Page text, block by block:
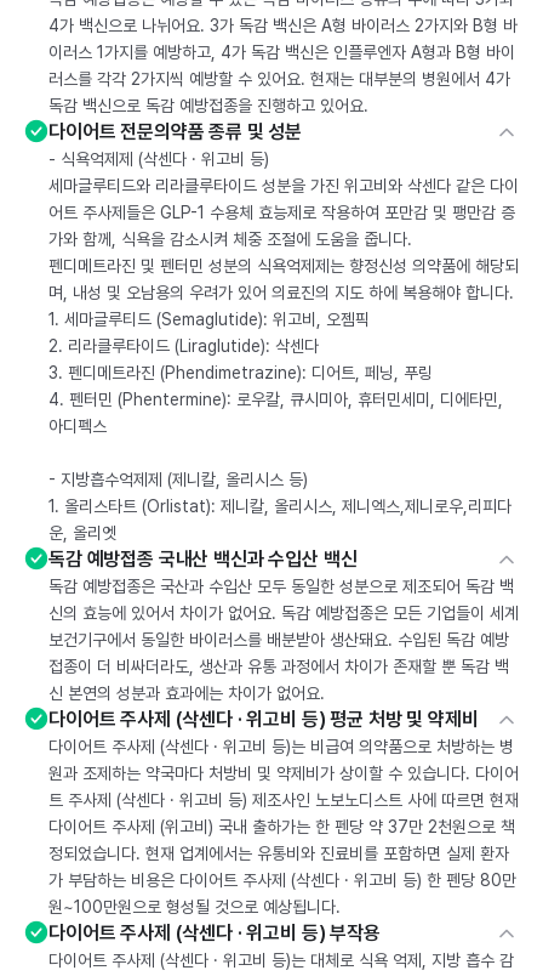
4가 백신으로 나뉘어요. 3가 독감 백신은 A형 바이러스 2가지와 B형 바
이러스 1가지를 예방하고, 4가 독감 백신은 인플루엔자 A형과 B형 바이
러스를 각각 2가지씩 예방할 수 있어요. 현재는 대부분의 병원에서 4가
독감 백신으로 독감 예방접종을 진행하고 있어요.
다이어트 전문의약품 종류 및 성분
- 식욕억제제 (삭센다 · 위고비 등)
세마글루티드와 리라클루타이드 성분을 가진 위고비와 삭센다 같은 다이
어트 주사제들은 GLP-1 수용체 효능제로 작용하여 포만감 및 팽만감 증
가와 함께, 식욕을 감소시켜 체중 조절에 도움을 줍니다.
펜디메트라진 및 펜터민 성분의 식욕억제제는 향정신성 의약품에 해당되
며, 내성 및 오남용의 우려가 있어 의료진의 지도 하에 복용해야 합니다.
1. 세마글루티드 (Semaglutide): 위고비, 오젬픽
2. 리라클루타이드 (Liraglutide): 삭센다
3. 펜디메트라진 (Phendimetrazine): 디어트, 페닝, 푸링
4. 펜터민 (Phentermine): 로우칼, 큐시미아, 휴터민세미, 디에타민,
아디펙스
- 지방흡수억제제 (제니칼, 올리시스 등)
1. 올리스타트 (Orlistat): 제니칼, 올리시스, 제니엑스,제니로우,리피다
운, 올리엣
독감 예방접종 국내산 백신과 수입산 백신
독감 예방접종은 국산과 수입산 모두 동일한 성분으로 제조되어 독감 백
신의 효능에 있어서 차이가 없어요. 독감 예방접종은 모든 기업들이 세계
보건기구에서 동일한 바이러스를 배분받아 생산돼요. 수입된 독감 예방
접종이 더 비싸더라도, 생산과 유통 과정에서 차이가 존재할 뿐 독감 백
신 본연의 성분과 효과에는 차이가 없어요.
다이어트 주사제 (삭센다 · 위고비 등) 평균 처방 및 약제비
다이어트 주사제 (삭센다 · 위고비 등)는 비급여 의약품으로 처방하는 병
원과 조제하는 약국마다 처방비 및 약제비가 상이할 수 있습니다. 다이어
트 주사제 (삭센다 · 위고비 등) 제조사인 노보노디스트 사에 따르면 현재
다이어트 주사제 (위고비) 국내 출하가는 한 펜당 약 37만 2천원으로 책
정되었습니다. 현재 업계에서는 유통비와 진료비를 포함하면 실제 환자
가 부담하는 비용은 다이어트 주사제 (삭센다 · 위고비 등) 한 펜당 80만
원~100만원으로 형성될 것으로 예상됩니다.
다이어트 주사제 (삭센다 · 위고비 등) 부작용
다이어트 주사제 (삭센다 · 위고비 등)는 대체로 식욕 억제, 지방 흡수 감